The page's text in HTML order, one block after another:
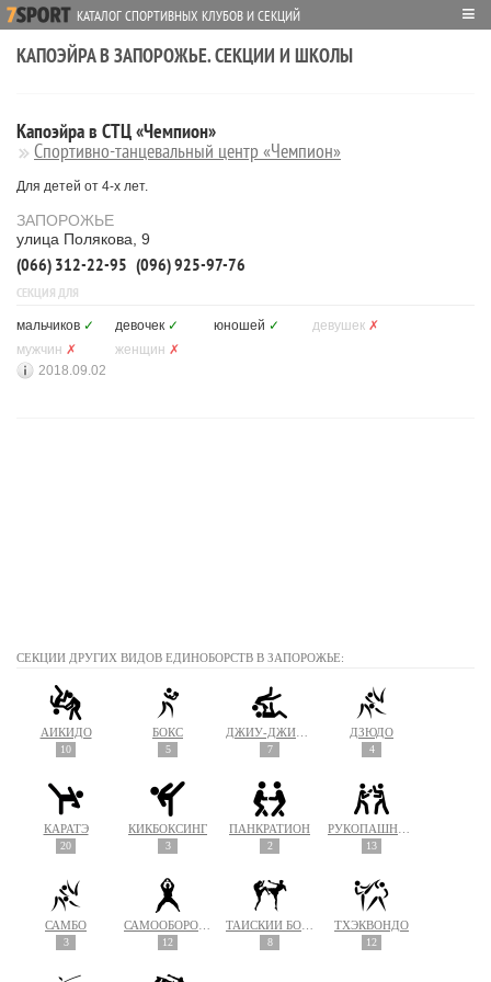
КАТАЛОГ СПОРТИВНЫХ КЛУБОВ И СЕКЦИЙ ≡
КАПОЭЙРА В ЗАПОРОЖЬЕ. СЕКЦИИ И ШКОЛЫ
Капоэйра в СТЦ «Чемпион»
Спортивно-танцевальный центр «Чемпион»
Для детей от 4-х лет.
ЗАПОРОЖЬЕ
улица Полякова, 9
(066) 312-22-95 (096) 925-97-76
СЕКЦИЯ ДЛЯ
мальчиков ✓ девочек ✓ юношей ✓ девушек ✗
мужчин ✗ женщин ✗
2018.09.02
СЕКЦИИ ДРУГИХ ВИДОВ ЕДИНОБОРСТВ В ЗАПОРОЖЬЕ:
АЙКИДО
10
БОКС
5 7
ДЗЮДО
4
КАРАТЭ
20
КИКБОКСИНГ
3
ПАНКРАТИОН
2 13
САМБО
3 12 8
ТХЭКВОНДО
12